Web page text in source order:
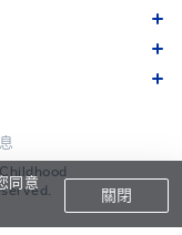
同意
關閉